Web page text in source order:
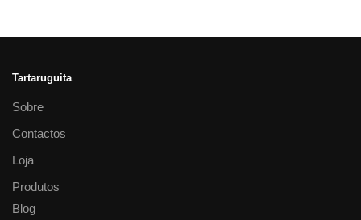
Tartaruguita
Sobre
Contactos
Loja
Produtos
Blog